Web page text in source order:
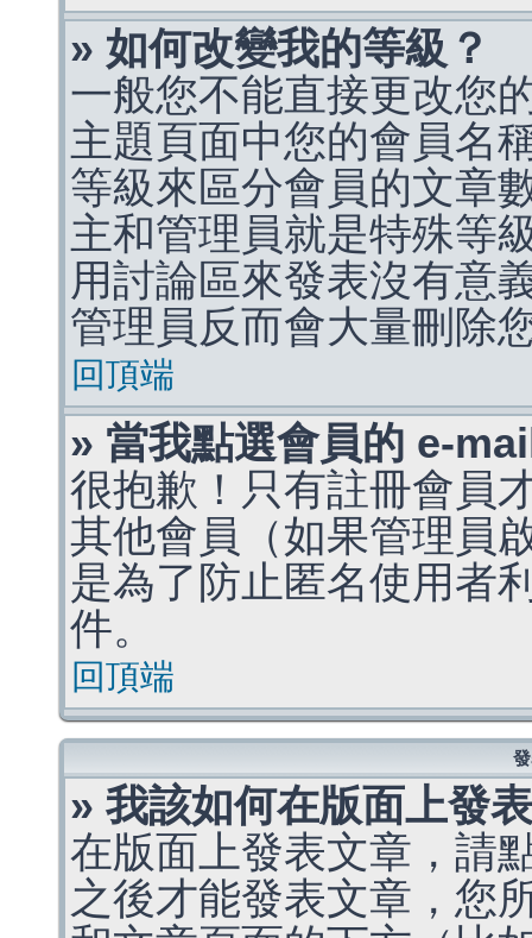
» 如何改變我的等級？
一般您不能直接更改您
主題頁面中您的會員名
等級來區分會員的文章
主和管理員就是特殊等
用討論區來發表沒有意
管理員反而會大量刪除
回頂端
» 當我點選會員的 e-
很抱歉！只有註冊會員
其他會員（如果管理員
是為了防止匿名使用者
件。
回頂端
» 我該如何在版面上發
在版面上發表文章，請
之後才能發表文章，您